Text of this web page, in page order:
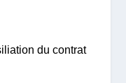
du contrat